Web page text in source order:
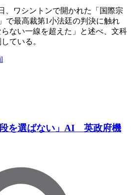
、ワシントンで開かれた「国際宗
で最高裁第1小法廷の判決に触れ
らない一線を超えた」と述べ、文科
ている。
を選ばない」AI 英政府機